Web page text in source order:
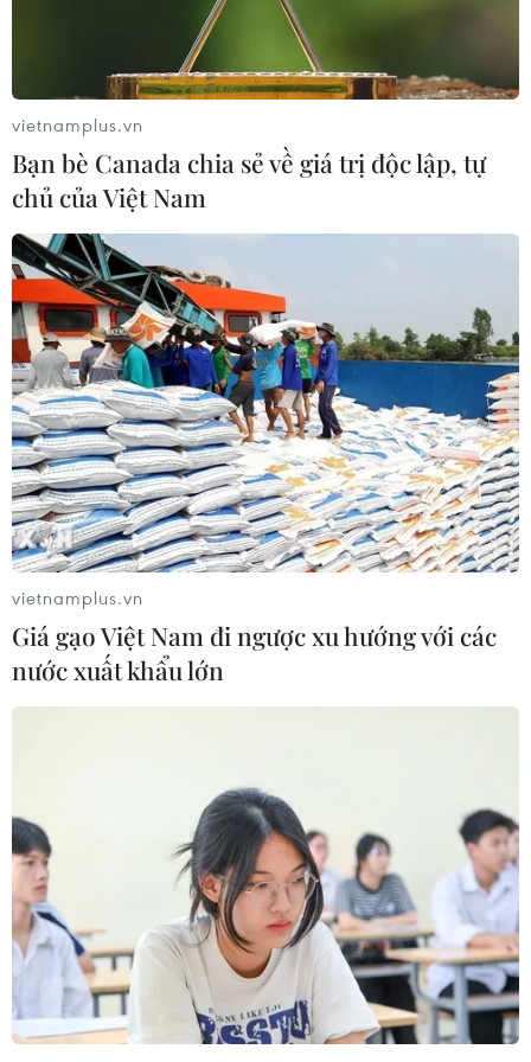
Toàn cảnh cuộc đối đầu giữa
Australia và công ty Facebook
01/03/2021 04:23
[Timeline] Nhìn lại biến cố chính trị ở
đất nước Myanmar
01/03/2021 04:17
Toàn cảnh Đại hội đại biểu toàn quốc
lần thứ XIII của Đảng
01/02/2021 07:56
Toàn cảnh vụ máy bay của hãng
Sriwijaya Air rơi xuống biển ở
Indonesia
11/01/2021 02:52
Toàn cảnh vụ người biểu tình quá
Toàn cảnh xét xử vụ án sai phạm tại
tuyến cao tốc TP.HCM-Trung Lương
22/12/2020 07:13
Quá trình nghiên cứu, sản xuất
vietnamplus.vn
Bạn bè Canada chia sẻ về giá trị độc lập, tự
chủ của Việt Nam
vietnamplus.vn
Giá gạo Việt Nam đi ngược xu hướng với các
nước xuất khẩu lớn